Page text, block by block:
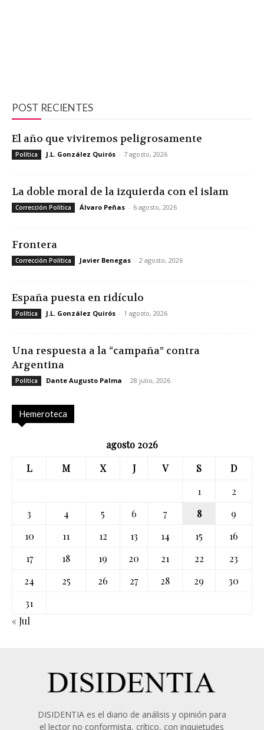
POST RECIENTES
El año que viviremos peligrosamente
Política J.L. González Quirós - 7 agosto, 2026
La doble moral de la izquierda con el islam
Corrección Política Álvaro Peñas - 6 agosto, 2026
Frontera
Corrección Política Javier Benegas - 2 agosto, 2026
España puesta en ridículo
Política J.L. González Quirós - 1 agosto, 2026
Una respuesta a la “campaña” contra
Argentina
Política Dante Augusto Palma - 28 julio, 2026
Hemeroteca
agosto 2026
L
M X J V S
D
1
2
3
4 5 6 7 8
9
10
11 12 13 14 15
16
17
18 19 20 21 22
23
24
25 26 27 28 29
30
31
« Jul
DISIDENTIA es el diario de análisis y opinión para
el lector no conformista, crítico, con inquietudes